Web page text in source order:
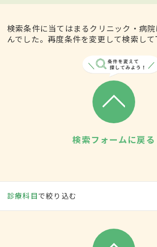
検索条件に当てはまるクリニック・病
んでした。再度条件を変更して検索して
検索フォームに戻る
診療科目で絞り込む